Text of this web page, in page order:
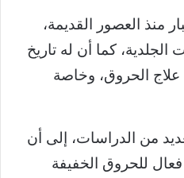
منذ العصور القديمة،
الجلدية، كما أن له تاريخ
الحروق، وخاصة
من الدراسات، إلى أن
للحروق الخفيفة